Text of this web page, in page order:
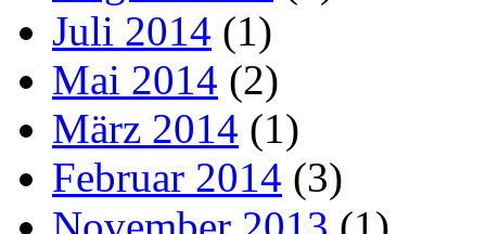
Juli 2014 (1)
Mai 2014 (2)
März 2014 (1)
Februar 2014 (3)